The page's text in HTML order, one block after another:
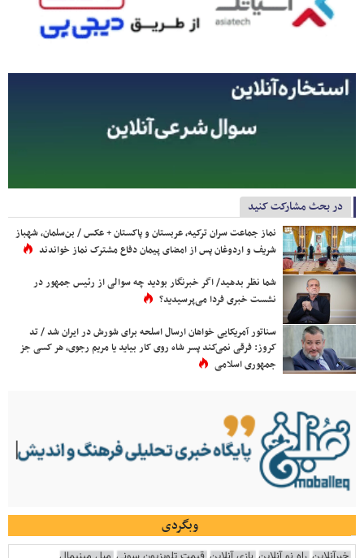
در بحث مشارکت کنید
نماز جماعت سران ترکیه، عربستان و پاکستان + عکس / بن‌سلمان، شهباز
شریف و اردوغان پس از امضای پیمان دفاع مشترک نماز خواندند
شما نظر بدهید/ اگر خبرنگار بودید چه سوالی از رئیس جمهور در
نشست خبری فردا می‌پرسیدید؟
سناتور آمریکایی خواهان ارسال اسلحه برای شورش در ایران شد / تد
کروز: فرقی نمی‌کند پسر شاه روی کار بیاید یا مریم رجوی، هر کسی جز
جمهوری اسلامی
وبگردی